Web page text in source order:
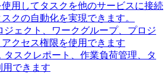
用してタスクを他のサービスに接続
クの自動化を実現できます。
ジェクト、ワークグループ、プロジ
クセス権限を使用できます
タスクレポート、作業負荷管理、タ
用できます